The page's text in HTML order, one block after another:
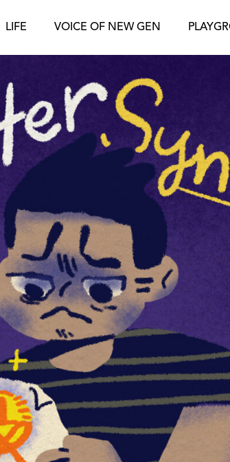
LIFE VOICE OF NEW GEN